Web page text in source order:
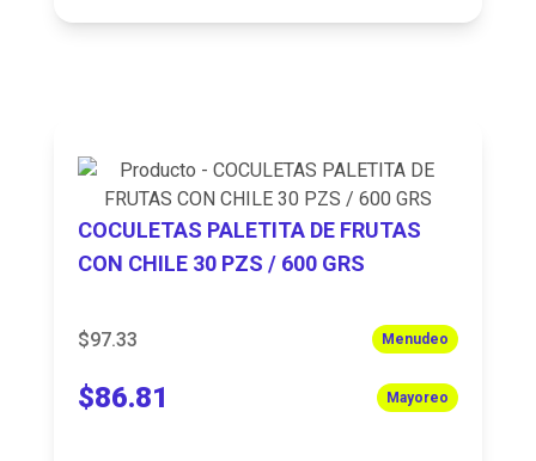
COCULETAS PALETITA DE FRUTAS
CON CHILE 30 PZS / 600 GRS
$97.33 Menudeo
$86.81 Mayoreo